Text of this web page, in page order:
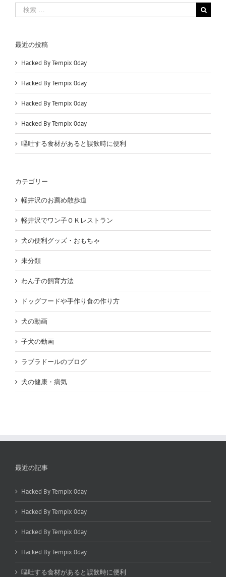
索
最近の投稿
Hacked By Tempix 0day
Hacked By Tempix 0day
Hacked By Tempix 0day
Hacked By Tempix 0day
嘔吐する食材があると誤飲時に便利
カテゴリー
軽井沢のお薦め散歩道
軽井沢でワン子ＯＫレストラン
犬の便利グッズ・おもちゃ
未分類
わん子の飼育方法
ドッグフードや手作り食の作り方
犬の動画
子犬の動画
ラブラドールのブログ
犬の健康・病気
最近の記事
Hacked By Tempix 0day
Hacked By Tempix 0day
Hacked By Tempix 0day
Hacked By Tempix 0day
嘔吐する食材があると誤飲時に便利